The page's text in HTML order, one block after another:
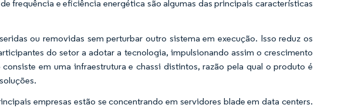
frequência e eficiência energética são algumas das principais características
ou removidas sem perturbar outro sistema em execução. Isso reduz os
do setor a adotar a tecnologia, impulsionando assim o crescimento
em uma infraestrutura e chassi distintos, razão pela qual o produto é
empresas estão se concentrando em servidores blade em data centers.